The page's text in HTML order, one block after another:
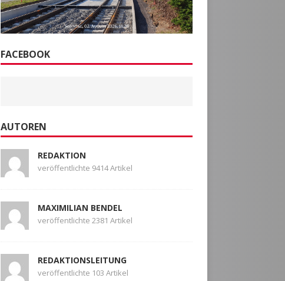
FACEBOOK
AUTOREN
REDAKTION
veröffentlichte 9414 Artikel
MAXIMILIAN BENDEL
veröffentlichte 2381 Artikel
REDAKTIONSLEITUNG
veröffentlichte 103 Artikel